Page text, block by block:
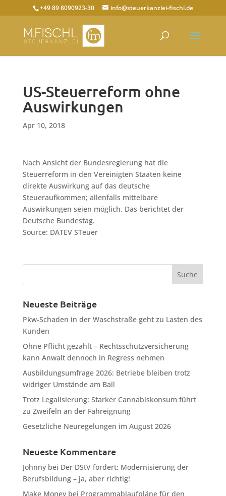
+49 89 8090923-30 info@steuerkanzlei-fischl.de
US-Steuerreform ohne
Auswirkungen
Apr 10, 2018
Nach Ansicht der Bundesregierung hat die
Steuerreform in den Vereinigten Staaten keine
direkte Auswirkung auf das deutsche
Steueraufkommen; allenfalls mittelbare
Auswirkungen seien möglich. Das berichtet der
Deutsche Bundestag.
Source: DATEV STeuer
Neueste Beiträge
Pkw-Schaden in der Waschstraße geht zu Lasten des
Kunden
Ohne Pflicht gezahlt – Rechtsschutzversicherung
kann Anwalt dennoch in Regress nehmen
Ausbildungsumfrage 2026: Betriebe bleiben trotz
widriger Umstände am Ball
Trotz Legalisierung: Starker Cannabiskonsum führt
zu Zweifeln an der Fahreignung
Gesetzliche Neuregelungen im August 2026
Neueste Kommentare
Johnnybei Der DStV fordert: Modernisierung der
Berufsbildung – ja, aber richtig!
Make Moneybei Programmablaufpläne für den